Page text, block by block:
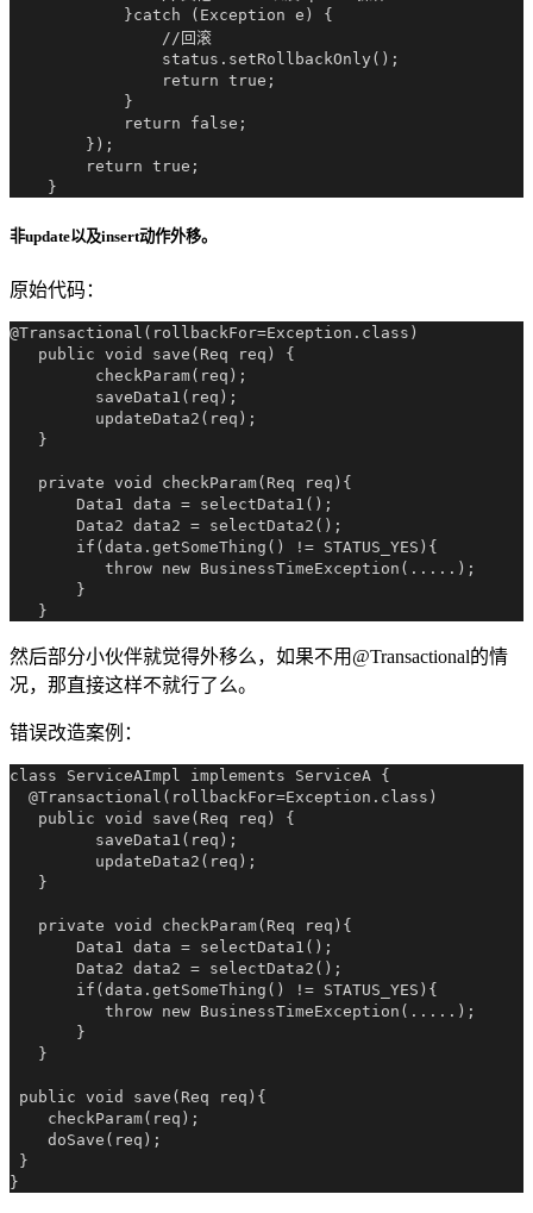
            }catch (Exception e) {
                //回滚
                status.setRollbackOnly();
                return true;
            }
            return false;
        });
        return true;
非update以及insert动作外移。
原始代码：
@Transactional(rollbackFor=Exception.class)
   public void save(Req req) {
         checkParam(req);
         saveData1(req);
         updateData2(req);
   }
   private void checkParam(Req req){
       Data1 data = selectData1();
       Data2 data2 = selectData2();
       if(data.getSomeThing() != STATUS_YES){
          throw new BusinessTimeException(.....);
       }
然后部分小伙伴就觉得外移么，如果不用@Transactional的情
况，那直接这样不就行了么。
错误改造案例：
class ServiceAImpl implements ServiceA {
  @Transactional(rollbackFor=Exception.class)
   public void save(Req req) {
         saveData1(req);
         updateData2(req);
   }
   private void checkParam(Req req){
       Data1 data = selectData1();
       Data2 data2 = selectData2();
       if(data.getSomeThing() != STATUS_YES){
          throw new BusinessTimeException(.....);
       }
   }
public void save(Req req){
    checkParam(req);
    doSave(req);
}